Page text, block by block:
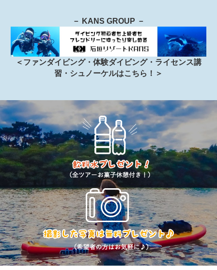
－ KANS GROUP －
＜ファンダイビング・体験ダイビング・ライセンス講
習・シュノーケルはこちら！＞